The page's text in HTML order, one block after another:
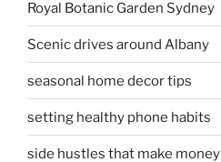
Royal Botanic Garden Sydney
Scenic drives around Albany
seasonal home decor tips
setting healthy phone habits
side hustles that make money